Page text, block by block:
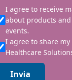
I agree to receive
about products
events.
I agree to share
Healthcare
Invia